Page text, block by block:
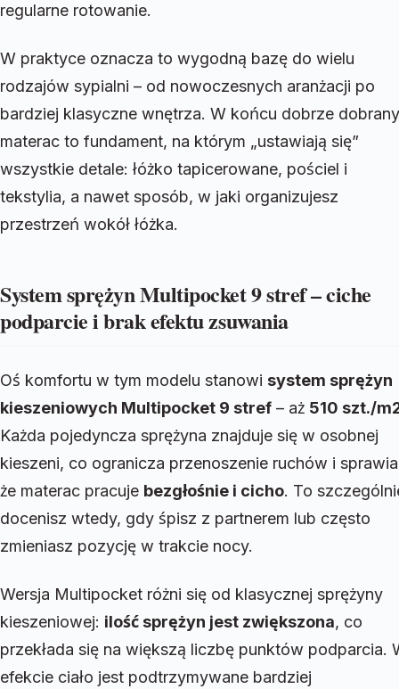
regularne rotowanie.
W praktyce oznacza to wygodną bazę do wielu
rodzajów sypialni – od nowoczesnych aranżacji po
bardziej klasyczne wnętrza. W końcu dobrze dobrany
materac to fundament, na którym „ustawiają się”
wszystkie detale: łóżko tapicerowane, pościel i
tekstylia, a nawet sposób, w jaki organizujesz
przestrzeń wokół łóżka.
System sprężyn Multipocket 9 stref – ciche
podparcie i brak efektu zsuwania
Oś komfortu w tym modelu stanowi system sprężyn
kieszeniowych Multipocket 9 stref – aż 510 szt./
Każda pojedyncza sprężyna znajduje się w osobnej
kieszeni, co ogranicza przenoszenie ruchów i
że materac pracuje bezgłośnie i cicho. To
docenisz wtedy, gdy śpisz z partnerem lub często
zmieniasz pozycję w trakcie nocy.
Wersja Multipocket różni się od klasycznej sprężyny
kieszeniowej: ilość sprężyn jest zwiększona, co
przekłada się na większą liczbę punktów podparcia.
efekcie ciało jest podtrzymywane bardziej